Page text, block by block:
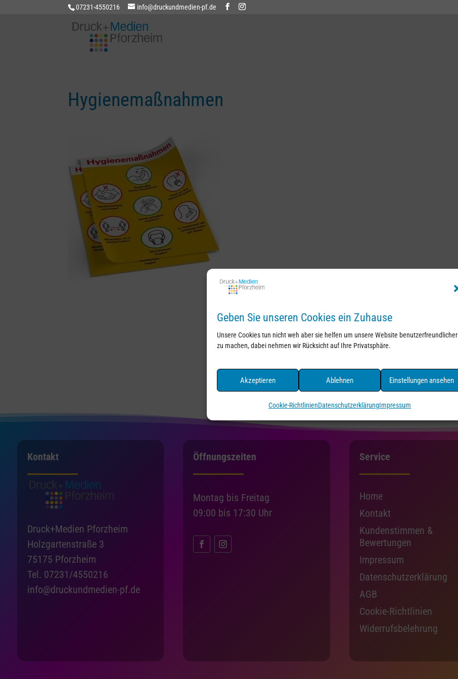
Geben Sie unseren Cookies ein Zuhause
Unsere Cookies tun nicht weh aber sie helfen um unsere Website benutzerfreundlicher
zu machen, dabei nehmen wir Rücksicht auf Ihre Privatsphäre.
Akzeptieren Ablehnen Einstellungen ansehen
Cookie-RichtlinienDatenschutzerklärungImpressum
07231-4550216 info@druckundmedien-pf.de
Hygienemaßnahmen
Kontakt
Druck+Medien Pforzheim
Holzgartenstraße 3
75175 Pforzheim
Tel. 07231/4550216
info@druckundmedien-pf.de
Öffnungszeiten
Montag bis Freitag
09:00 bis 17:30 Uhr
Service
Home
Kontakt
Kundenstimmen &
Bewertungen
Impressum
Datenschutzerklärung
AGB
Cookie-Richtlinien
Widerrufsbelehrung